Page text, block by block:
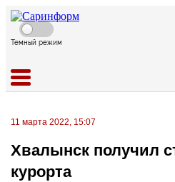
Темный режим
11 марта 2022, 15:07
Хвалынск получил
курорта